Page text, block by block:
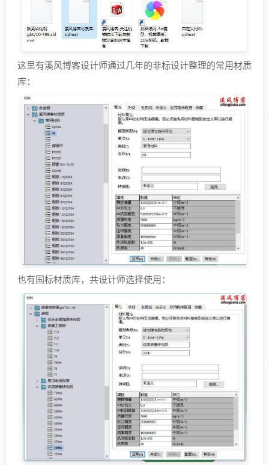
这里有溪风博客设计师通过几年的非标设计整理的常用材质
库：
也有国标材质库，共设计师选择使用：